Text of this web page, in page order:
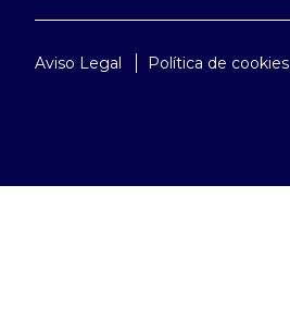
Aviso Legal Política de cookies